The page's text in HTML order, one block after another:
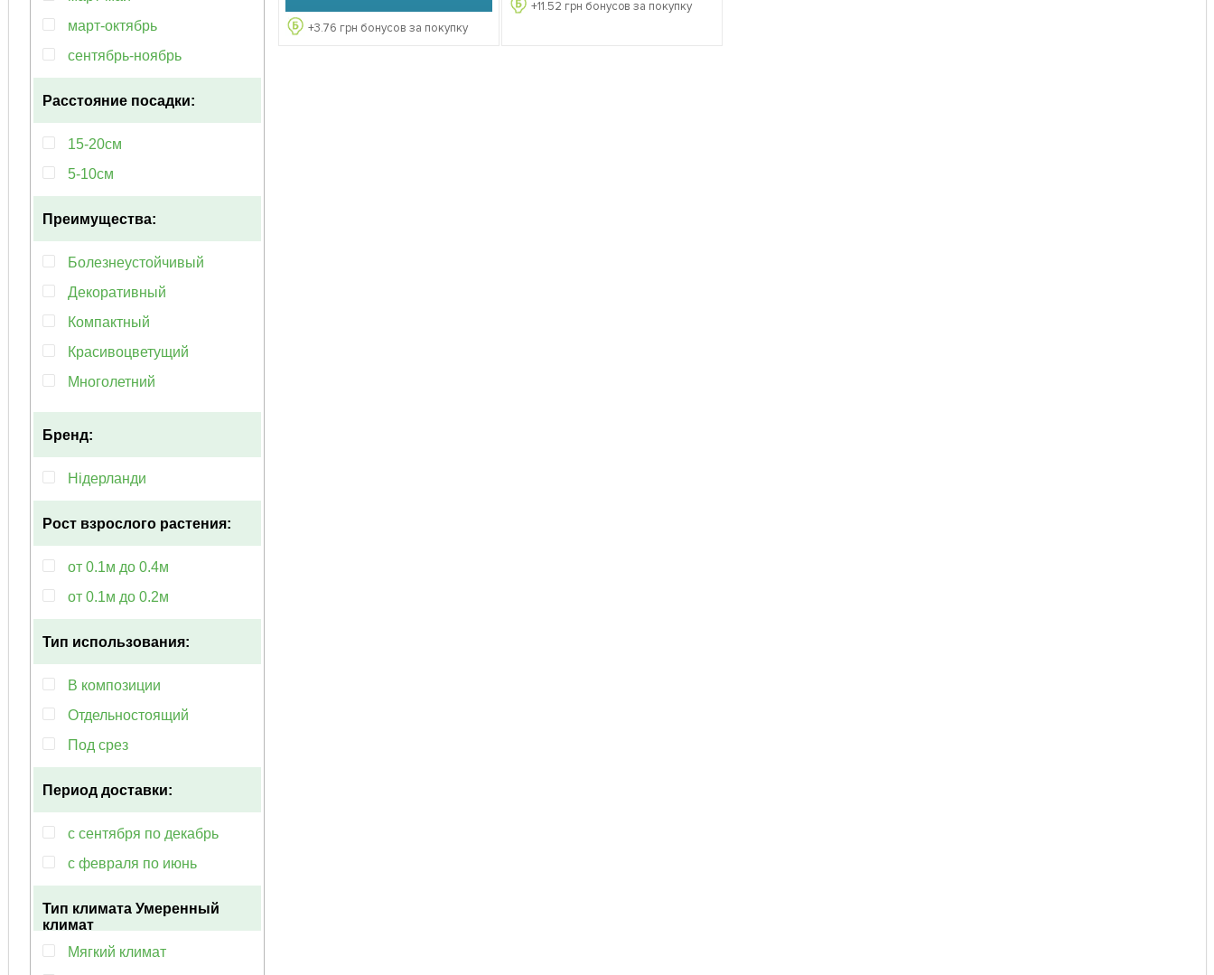
март-октябрь
сентябрь-ноябрь
Расстояние посадки:
15-20см
5-10см
Преимущества:
Болезнеустойчивый
Декоративный
Компактный
Красивоцветущий
Многолетний
Морозостойкий
Неприхотливый
Популярный
Раннецветущий
Бренд:
Нідерланди
Рост взрослого растения:
от 0.1м до 0.4м
от 0.1м до 0.2м
Тип использования:
В композиции
Отдельностоящий
Под срез
Период доставки:
с сентября по декабрь
с февраля по июнь
Тип климата Умеренный
климат
Мягкий климат
+3.76 грн бонусов за покупку
+11.52 грн бонусов за покупку